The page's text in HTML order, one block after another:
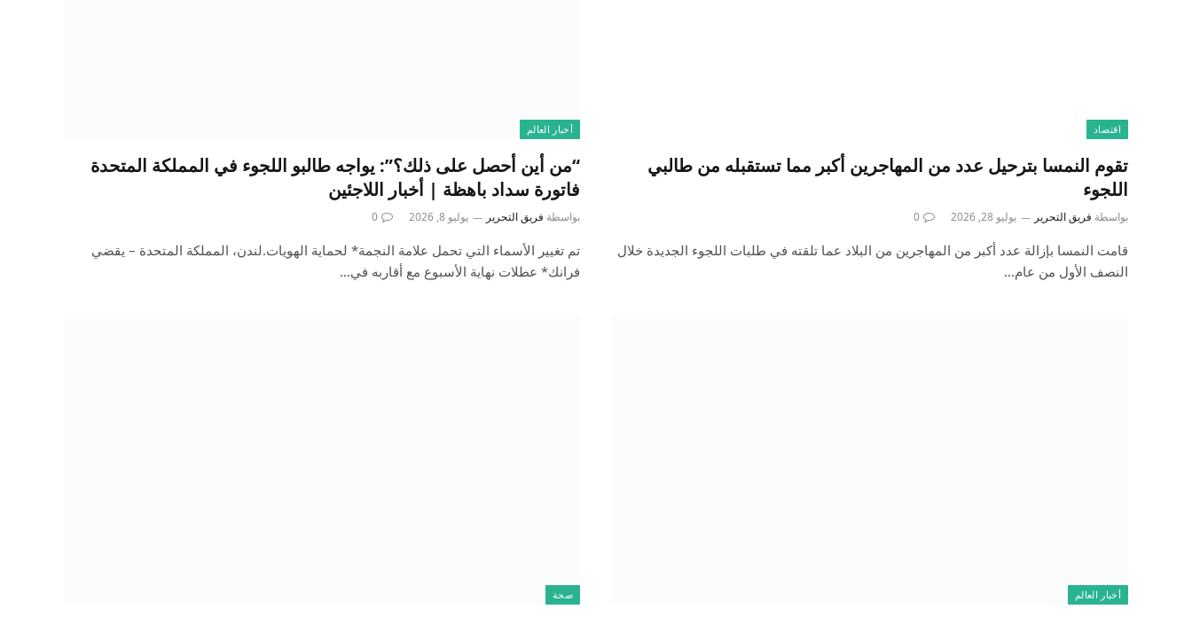
اقتصاد
تقوم النمسا بترحيل عدد من المهاجرين أكبر مما تستقبله من طالبي
اللجوء
بواسطة فريق التحرير يوليو 28, 2026 0
قامت النمسا بإزالة عدد أكبر من المهاجرين من البلاد عما تلقته في طلبات اللجوء الجديدة خلال
النصف الأول من عام…
أخبار العالم
“من أين أحصل على ذلك؟”: يواجه طالبو اللجوء في المملكة المتحدة
فاتورة سداد باهظة | أخبار اللاجئين
بواسطة فريق التحرير يوليو 8, 2026 0
تم تغيير الأسماء التي تحمل علامة النجمة* لحماية الهويات.لندن، المملكة المتحدة – يقضي
فرانك* عطلات نهاية الأسبوع مع أقاربه في…
أخبار العالم صحة